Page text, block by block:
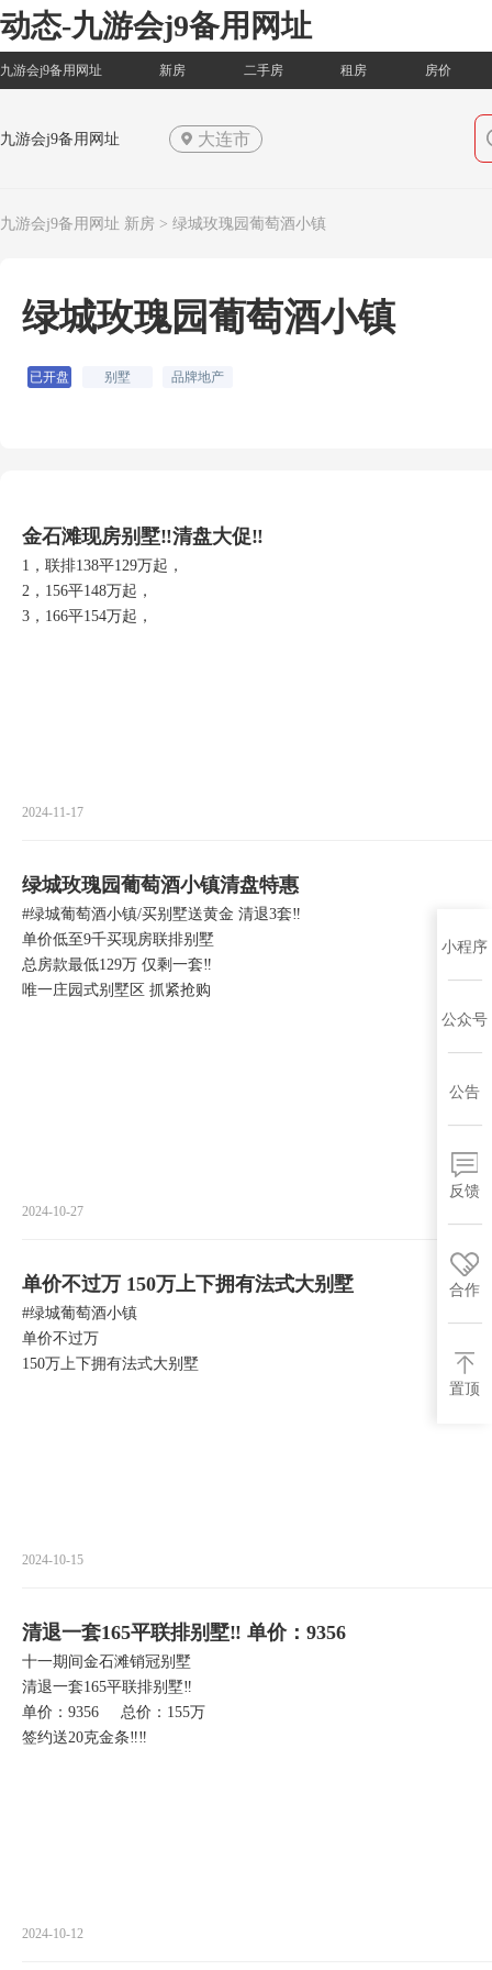
动态-九游会j9备用网址
九游会j9备用网址 新房 二手房 租房 房价
九游会j9备用网址 大连市
九游会j9备用网址 新房 > 绿城玫瑰园葡萄酒小镇
绿城玫瑰园葡萄酒小镇
已开盘 别墅 品牌地产
金石滩现房别墅‼️清盘大促‼️
1，联排138平129万起，
2，156平148万起，
3，166平154万起，
2024-11-17
绿城玫瑰园葡萄酒小镇清盘特惠
#绿城葡萄酒小镇/买别墅送黄金 清退3套‼️
单价低至9千买现房联排别墅
总房款最低129万 仅剩一套‼️
唯一庄园式别墅区 抓紧抢购
2024-10-27
单价不过万 150万上下拥有法式大别墅
#绿城葡萄酒小镇
单价不过万
150万上下拥有法式大别墅
2024-10-15
清退一套165平联排别墅‼️ 单价：9356
十一期间金石滩销冠别墅
清退一套165平联排别墅‼️
单价：9356 总价：155万
签约送20克金条‼️‼️
2024-10-12
小程序
公众号
公告
反馈
合作
置顶